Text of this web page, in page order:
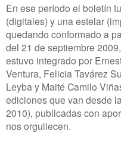
En ese período el boletín
(digitales) y una estelar
quedando conformado a
del 21 de septiembre
estuvo integrado por
Ventura, Felicia Tavárez
Leyba y Maité Camilo
ediciones que van desde
2010), publicadas con
nos orgullecen.